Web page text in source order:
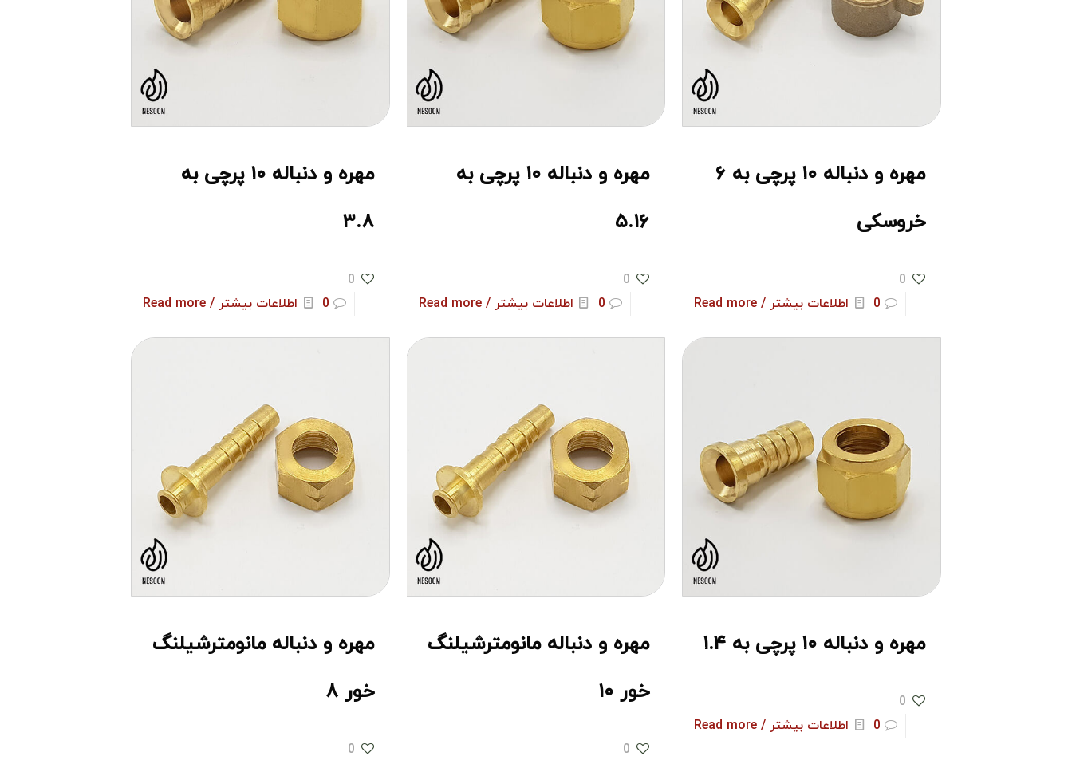
مهره و دنباله ۱۰ پرچی به ۶
خروسکی
0
0
اطلاعات بیشتر / Read more
مهره و دنباله ۱۰ پرچی به
۵.۱۶
0
0
اطلاعات بیشتر / Read more
مهره و دنباله ۱۰ پرچی به
۳.۸
0
0
اطلاعات بیشتر / Read more
مهره و دنباله ۱۰ پرچی به ۱.۴
0
0
اطلاعات بیشتر / Read more
مهره و دنباله مانومترشیلنگ
خور ۱۰
0
مهره و دنباله مانومترشیلنگ
خور ۸
0